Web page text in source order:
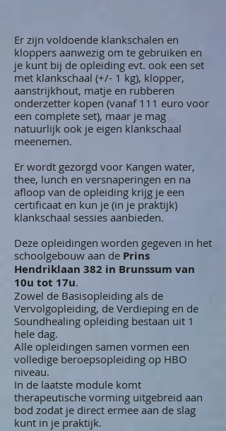
Er zijn voldoende klankschalen en
kloppers aanwezig om te gebruiken en
je kunt bij de opleiding evt. ook een set
met klankschaal (+/- 1 kg), klopper,
aanstrijkhout, matje en rubberen
onderzetter kopen (vanaf 111 euro voor
een complete set), maar je mag
natuurlijk ook je eigen klankschaal
meenemen.
Er wordt gezorgd voor Kangen water,
thee, lunch en versnaperingen en na
afloop van de opleiding krijg je een
certificaat en kun je (in je praktijk)
klankschaal sessies aanbieden.
Deze opleidingen worden gegeven in het
schoolgebouw aan de Prins
Hendriklaan 382 in Brunssum van
10u tot 17u.
Zowel de Basisopleiding als de
Vervolgopleiding, de Verdieping en de
Soundhealing opleiding bestaan uit 1
hele dag.
Alle opleidingen samen vormen een
volledige beroepsopleiding op HBO
niveau.
In de laatste module komt
therapeutische vorming uitgebreid aan
bod zodat je direct ermee aan de slag
kunt in je praktijk.